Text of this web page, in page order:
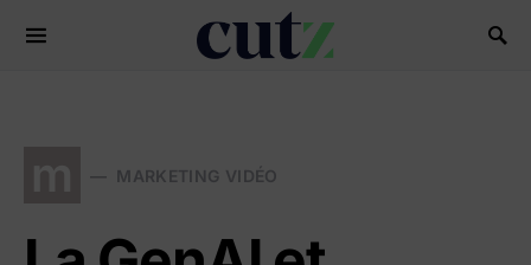
Search for:
MARKETING VIDÉO